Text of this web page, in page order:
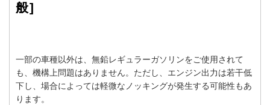
般]
一部の車種以外は、無鉛レギュラーガソリンをご使用されて
も、機構上問題はありません。ただし、エンジン出力は若干低
下し、場合によっては軽微なノッキングが発生する可能性もあ
ります。